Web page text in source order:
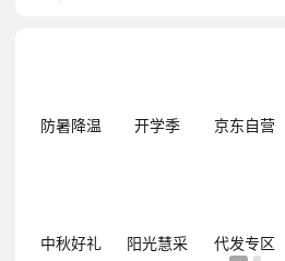
防暑降温 开学季 京东自营
中秋好礼 阳光慧采 代发专区